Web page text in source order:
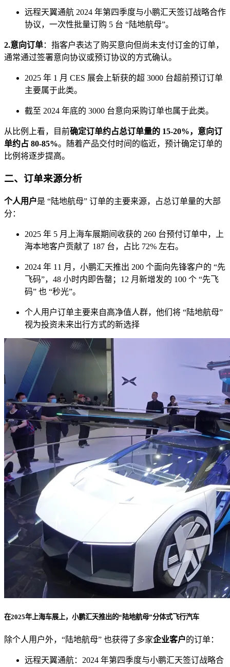
远程天翼通航 2024 年第四季度与小鹏汇天签订战略合作
协议，一次性批量订购 5 台 “陆地航母”。
2.意向订单：指客户表达了购买意向但尚未支付订金的订单，
通常通过签署意向协议或预订协议的方式确认。
2025 年 1 月 CES 展会上斩获的超 3000 台超前预订订单
主要属于此类。
截至 2024 年底的 3000 台意向采购订单也属于此类。
从比例上看，目前确定订单约占总订单量的 15-20%，意向订
单约占 80-85%。随着产品交付时间的临近，预计确定订单的
比例将逐步提高。
二、订单来源分析
个人用户是 “陆地航母” 订单的主要来源，占总订单量的大部
分：
2025 年 5 月上海车展期间收获的 260 台预付订单中，上
海本地客户贡献了 187 台，占比 72% 左右。
2024 年 11 月，小鹏汇天推出 200 个面向先锋客户的 “先
飞码”，48 小时内即告罄；12 月新增发的 100 个 “先飞
码” 也 “秒光”。
个人用户订单主要来自高净值人群，他们将 “陆地航母”
视为投资未来出行方式的新选择
在2025年上海车展上，小鹏汇天推出的“陆地航母”分体式飞行汽车
除个人用户外，“陆地航母” 也获得了多家企业客户的订单：
远程天翼通航：2024 年第四季度与小鹏汇天签订战略合